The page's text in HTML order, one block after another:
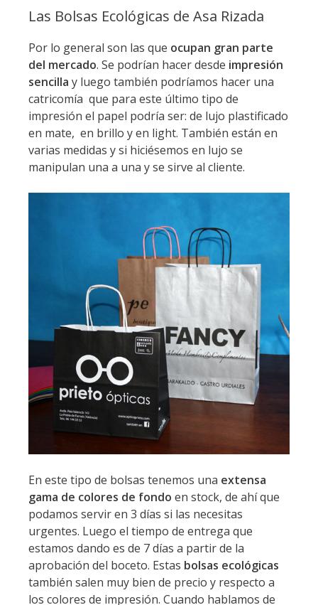
Las Bolsas Ecológicas de Asa Rizada
Por lo general son las que ocupan gran parte
del mercado. Se podrían hacer desde impresión
sencilla y luego también podríamos hacer una
catricomía que para este último tipo de
impresión el papel podría ser: de lujo plastificado
en mate, en brillo y en light. También están en
varias medidas y si hiciésemos en lujo se
manipulan una a una y se sirve al cliente.
En este tipo de bolsas tenemos una extensa
gama de colores de fondo en stock, de ahí que
podamos servir en 3 días si las necesitas
urgentes. Luego el tiempo de entrega que
estamos dando es de 7 días a partir de la
aprobación del boceto. Estas bolsas ecológicas
también salen muy bien de precio y respecto a
los colores de impresión. Cuando hablamos de